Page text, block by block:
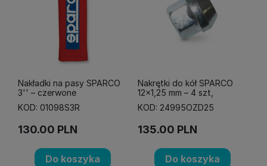
Nakładki na pasy SPARCO
3'' – czerwone
KOD: 01098S3R
130.00 PLN
Do koszyka
Nakrętki do kół SPARCO
12x1,25 mm – 4 szt,
KOD: 24995OZD25
135.00 PLN
Do koszyka